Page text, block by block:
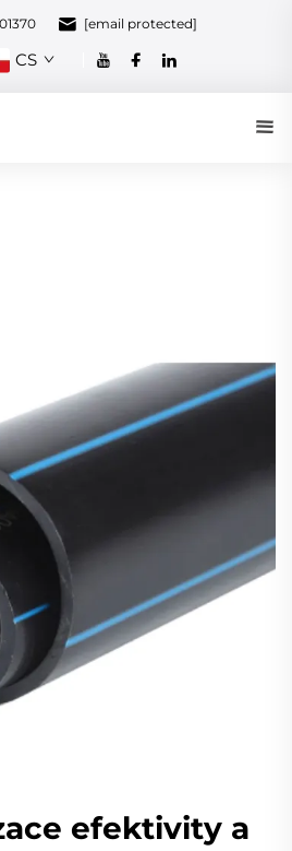
[email protected]
CS
efektivity a